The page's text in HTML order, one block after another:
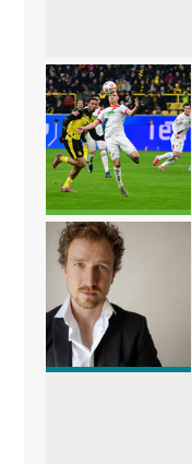
DAS BUNTE SOMMERLAUNE-
PROGRAMM IN KEMPTE...
Mo. 14.06.21